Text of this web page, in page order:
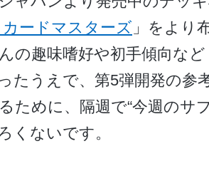
ードマスターズ 」をより
の趣味嗜好や初手傾向な
ったうえで、第5弾開発の
ために、隔週で“今週のサ
くないです。